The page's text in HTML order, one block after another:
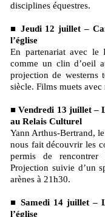
disciplines équestres.
■ Jeudi 12 juillet –
l’église
En partenariat avec le
comme un clin d’oeil
projection de westerns
siècle. Films muets
■ Vendredi 13 juillet –
au Relais Culturel
Yann Arthus-Bertrand,
nous fait découvrir les
permis de
Projection suivie d’un
arènes à 21h30.
■ Samedi 14 juillet –
l’église